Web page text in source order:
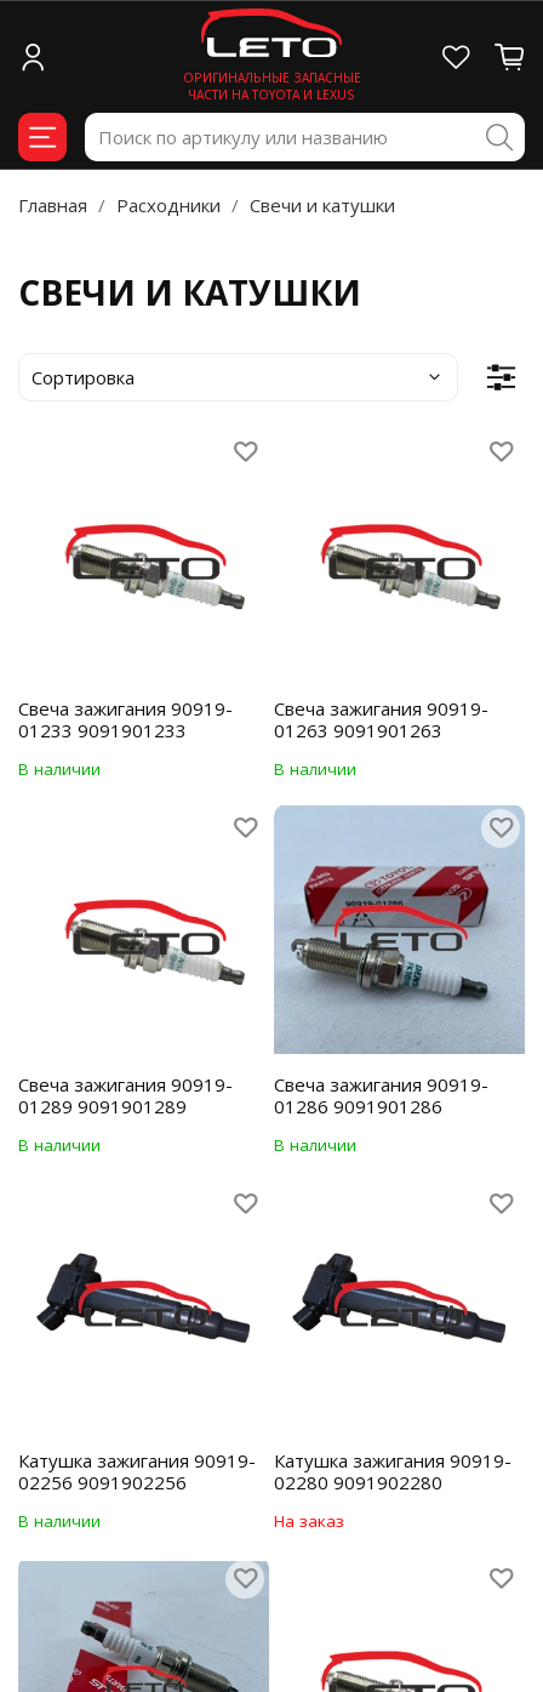
ОРИГИНАЛЬНЫЕ ЗАПАСНЫЕ
ЧАСТИ НА TOYOTA И LEXUS
Главная Расходники Свечи и катушки
СВЕЧИ И КАТУШКИ
Свеча зажигания 90919-
01233 9091901233
В наличии
Свеча зажигания 90919-
01263 9091901263
В наличии
Свеча зажигания 90919-
01289 9091901289
В наличии
Свеча зажигания 90919-
01286 9091901286
В наличии
Катушка зажигания 90919-
02256 9091902256
В наличии
Катушка зажигания 90919-
02280 9091902280
На заказ